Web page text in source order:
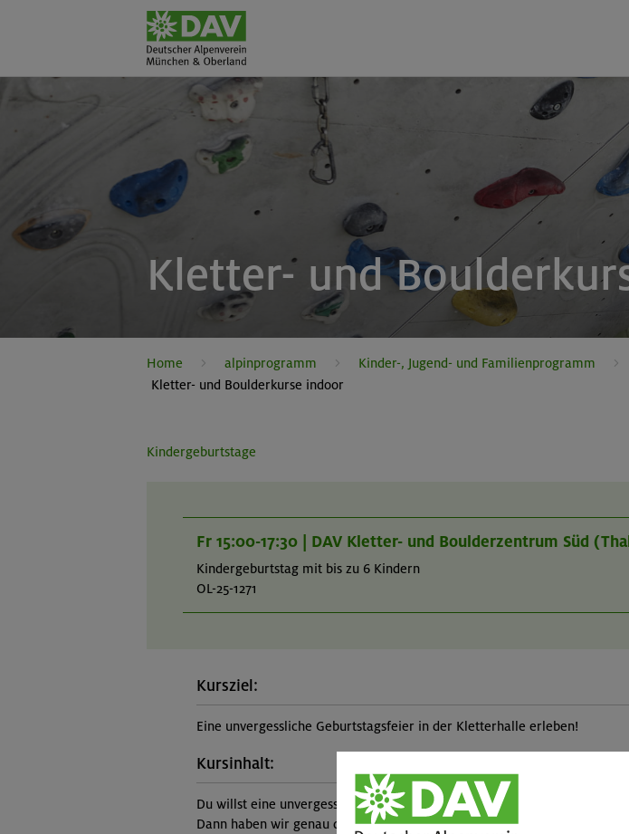
Kletter- und
Home alpinprogramm Kinder-, Jugend- und Familienprogramm
Kletter- und Boulderkurse indoor
Kindergeburtstage
Fr 15:00-17:30 | DAV Kletter- und Boulderzentrum Süd
Kindergeburtstag mit bis zu 6 Kindern
OL-25-1271
Kursziel:
Eine unvergessliche Geburtstagsfeier in der Kletterhalle erleben!
Kursinhalt:
Du willst eine unvergessliche Geburtstagsfeier in der Kletterhalle
Dann haben wir genau das Richtige für dich. Bei unserem